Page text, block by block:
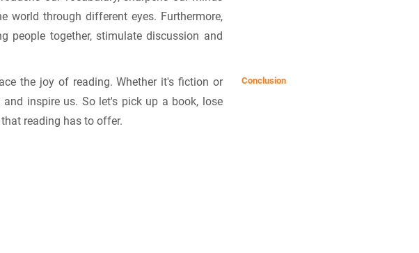
world through different eyes. Furthermore,
together, stimulate discussion and
the joy of reading. Whether it's fiction or
inspire us. So let's pick up a book, lose
reading has to offer.
Conclusion